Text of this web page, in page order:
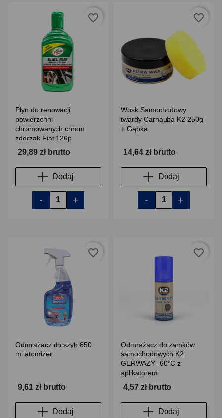
Płyn do renowacji
powierzchni
chromowanych chrom
zderzak Fiat 126p
29,89 zł brutto
Dodaj
- +
favorite_border
Wosk Samochodowy
twardy Carnauba K2 250g
+ Gąbka
14,64 zł brutto
Dodaj
- +
favorite_border
Odmrażacz do szyb 650
ml atomizer
9,61 zł brutto
Dodaj
favorite_border
Odmrażacz do zamków
samochodowych K2
GERWAZY -60°C z
aplikatorem
4,57 zł brutto
Dodaj
favorite_border